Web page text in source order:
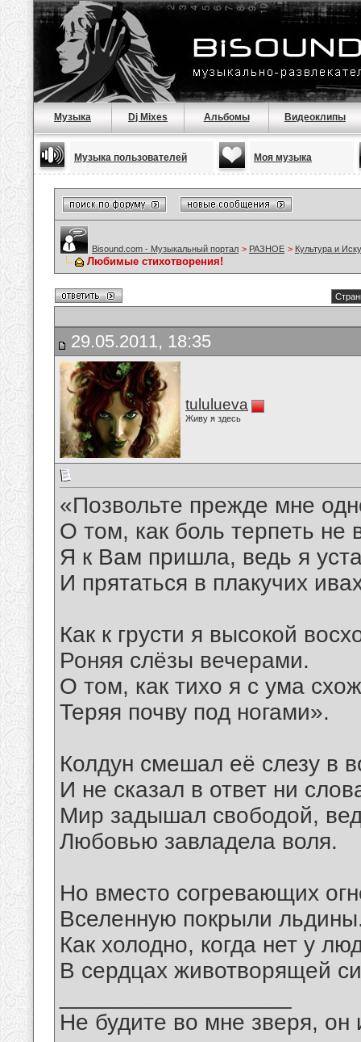
Музыка Dj Mixes Альбомы Видеоклипы
Музыка пользователей Моя музыка
Bisound.com - Музыкальный портал > РАЗНОЕ > Культура и
Любимые стихотворения!
29.05.2011, 18:35
tululueva
Живу я здесь
«Позвольте прежде мне
О том, как боль терпеть не
Я к Вам пришла, ведь я
И прятаться в плакучих
Как к грусти я высокой
Роняя слёзы вечерами.
О том, как тихо я с ума
Теряя почву под ногами».
Колдун смешал её слезу в
И не сказал в ответ ни
Мир задышал свободой,
Любовью завладела воля.
Но вместо согревающих
Вселенную покрыли
Как холодно, когда нет у
В сердцах животворящей
Не будите во мне зверя, он